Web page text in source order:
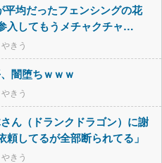
平均だったフェンシングの花
入してもうメチャクチャ…
やきう
闇堕ちｗｗｗ
やきう
ん（ドランクドラゴン）に謝
頼してるが全部断られてる」
やきう